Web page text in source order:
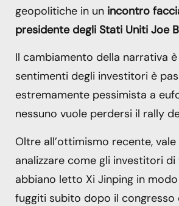
geopolitiche in un incontro
presidente degli Stati Uniti Joe
Il cambiamento della narrativa
sentimenti degli investitori è
estremamente pessimista a
nessuno vuole perdersi il rally
Oltre all’ottimismo recente,
analizzare come gli investitori
abbiano letto Xi Jinping in
fuggiti subito dopo il congresso